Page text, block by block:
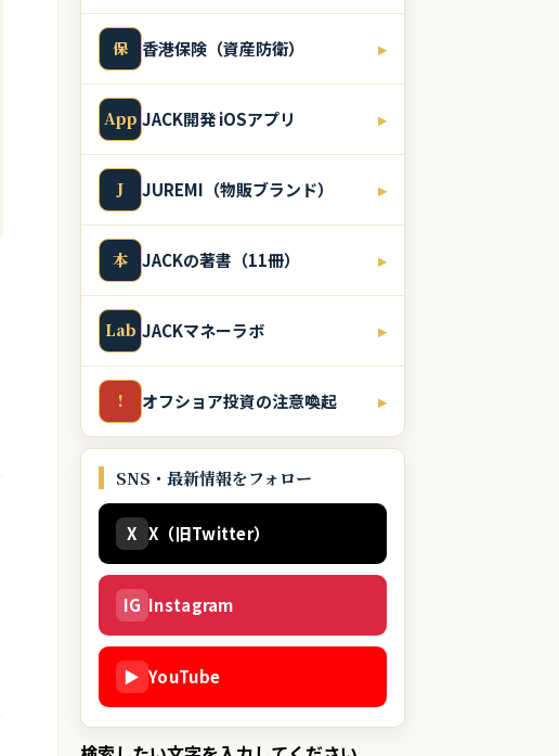
保 香港保険（資産防衛） ▸
App JACK開発 iOSアプリ ▸
J JUREMI（物販ブランド） ▸
本 JACKの著書（11冊） ▸
Lab JACKマネーラボ ▸
! オフショア投資の注意喚起 ▸
SNS・最新情報をフォロー
X X（旧Twitter）
IG Instagram
▶ YouTube